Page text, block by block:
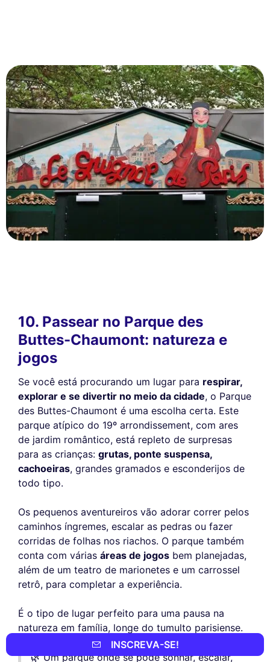
10. Passear no Parque des
Buttes-Chaumont: natureza e
jogos
Se você está procurando um lugar para respirar,
explorar e se divertir no meio da cidade, o Parque
des Buttes-Chaumont é uma escolha certa. Este
parque atípico do 19º arrondissement, com ares
de jardim romântico, está repleto de surpresas
para as crianças: grutas, ponte suspensa,
cachoeiras, grandes gramados e esconderijos de
todo tipo.
Os pequenos aventureiros vão adorar correr pelos
caminhos íngremes, escalar as pedras ou fazer
corridas de folhas nos riachos. O parque também
conta com várias áreas de jogos bem planejadas,
além de um teatro de marionetes e um carrossel
retrô, para completar a experiência.
É o tipo de lugar perfeito para uma pausa na
natureza em família, longe do tumulto parisiense.
🌿 Um parque onde se pode sonhar, escalar,
INSCREVA-SE!